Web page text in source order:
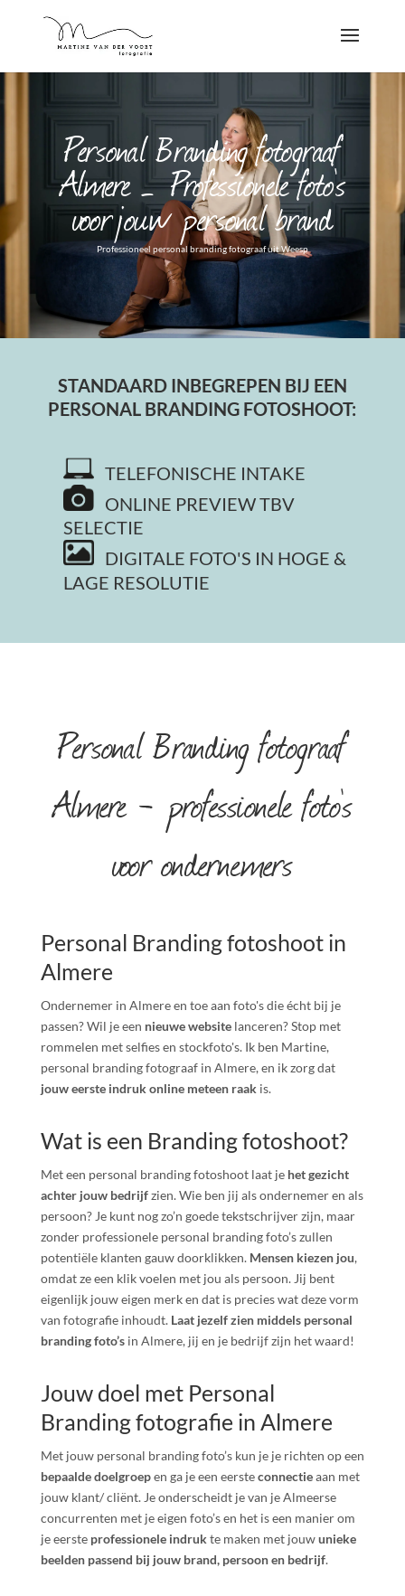
Personal Branding fotograaf
Almere – Professionele foto's
voor jouw personal brand
Professioneel personal branding fotograaf uit Weesp
STANDAARD INBEGREPEN BIJ EEN
PERSONAL BRANDING FOTOSHOOT:
TELEFONISCHE INTAKE
ONLINE PREVIEW TBV
SELECTIE
DIGITALE FOTO'S IN HOGE &
LAGE RESOLUTIE
Personal Branding fotograaf
Almere - professionele foto's
voor ondernemers
Personal Branding fotoshoot in
Almere
Ondernemer in Almere en toe aan foto's die écht bij je
passen? Wil je een nieuwe websitelanceren? Stop met
rommelen met selfies en stockfoto's. Ik ben Martine,
personal branding fotograaf in Almere, en ik zorg dat
jouw eerste indruk online meteen raak is.
Wat is een Branding fotoshoot?
Met een personal branding fotoshoot laat je het gezicht
achter jouw bedrijfzien. Wie ben jij als ondernemer en als
persoon? Je kunt nog zo’n goede tekstschrijver zijn, maar
zonder professionele personal branding foto’s zullen
potentiële klanten gauw doorklikken. Mensen kiezen jou,
omdat ze een klik voelen met jou als persoon. Jij bent
eigenlijk jouw eigen merk en dat is precies wat deze vorm
van fotografie inhoudt. Laat jezelf zien middels personal
branding foto’sin Almere, jij en je bedrijf zijn het waard!
Jouw doel met Personal
Branding fotografie in Almere
Met jouw personal branding foto’s kun je je richten op een
bepaalde doelgroepen ga je een eersteconnectieaan met
jouw klant/ cliënt. Je onderscheidt je van je Almeerse
concurrenten met je eigen foto’s en het is een manier om
je eerste professionele indruk te maken met jouwunieke
beelden passend bij jouw brand, persoon en bedrijf.